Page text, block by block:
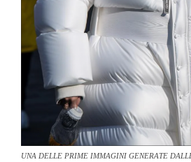
UNA DELLE PRIME IMMAGINI GENERATE